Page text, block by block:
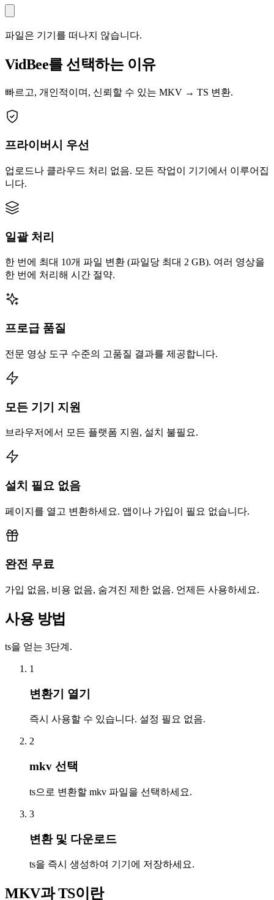
파일은 기기를 떠나지 않습니다.
VidBee를 선택하는 이유
빠르고, 개인적이며, 신뢰할 수 있는 MKV → TS 변환.
프라이버시 우선
업로드나 클라우드 처리 없음. 모든 작업이 기기에서 이루어집
니다.
일괄 처리
한 번에 최대 10개 파일 변환 (파일당 최대 2 GB). 여러 영상을
한 번에 처리해 시간 절약.
프로급 품질
전문 영상 도구 수준의 고품질 결과를 제공합니다.
모든 기기 지원
브라우저에서 모든 플랫폼 지원, 설치 불필요.
설치 필요 없음
페이지를 열고 변환하세요. 앱이나 가입이 필요 없습니다.
완전 무료
가입 없음, 비용 없음, 숨겨진 제한 없음. 언제든 사용하세요.
사용 방법
ts을 얻는 3단계.
1
변환기 열기
즉시 사용할 수 있습니다. 설정 필요 없음.
2
mkv 선택
ts으로 변환할 mkv 파일을 선택하세요.
3
변환 및 다운로드
ts을 즉시 생성하여 기기에 저장하세요.
MKV과 TS이란